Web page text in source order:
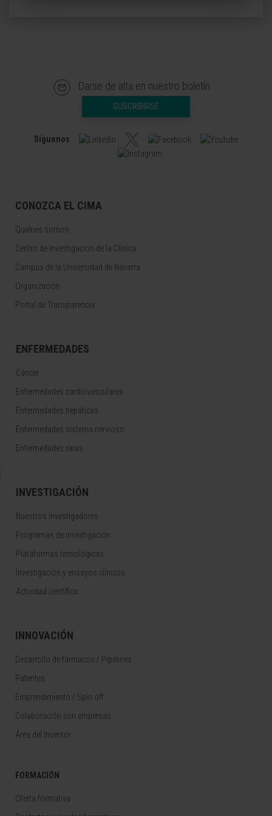
Darse de alta en nuestro boletín
SUSCRIBIRSE
Síguenos
CONOZCA EL CIMA
Quiénes somos
Centro de Investigacion de la Clínica
Campus de la Universidad de Navarra
Organización
Portal de Transparencia
ENFERMEDADES
Cáncer
Enfermedades cardiovasculares
Enfermedades hepáticas
Enfermedades sistema nervioso
Enfermedades raras
INVESTIGACIÓN
Nuestros Investigadores
Programas de investigación
Plataformas tecnológicas
Investigación y ensayos clínicos
Actividad científica
INNOVACIÓN
Desarrollo de fármacos / Pipelines
Patentes
Emprendimiento / Spin off
Colaboración con empresas
Área del Inversor
FORMACIÓN
Oferta formativa